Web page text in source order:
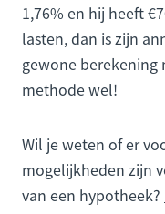
1,76% en hij heeft
lasten, dan is zijn
gewone berekening
methode wel!
Wil je weten of er
mogelijkheden zijn
van een hypotheek?